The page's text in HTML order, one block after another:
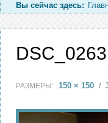
Вы сейчас здесь:
DSC_0263
РАЗМЕРЫ: 150 × 150 /